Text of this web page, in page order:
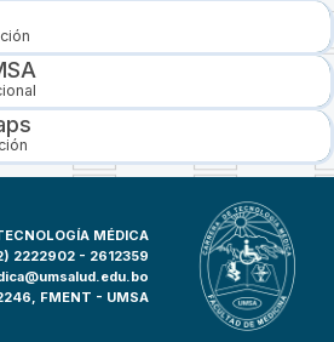
MÉDICA
2222902 - 2612359
FMENT - UMSA